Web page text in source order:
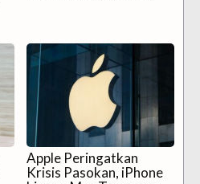
Apple Peringatkan
Krisis Pasokan, iPhone